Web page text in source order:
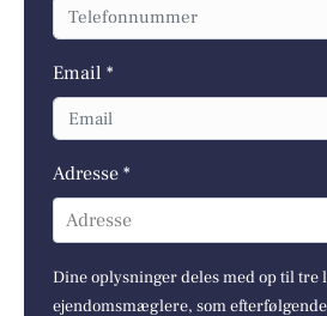
Email *
Adresse *
Adresse
Dine oplysninger deles med op til tre
ejendomsmæglere, som